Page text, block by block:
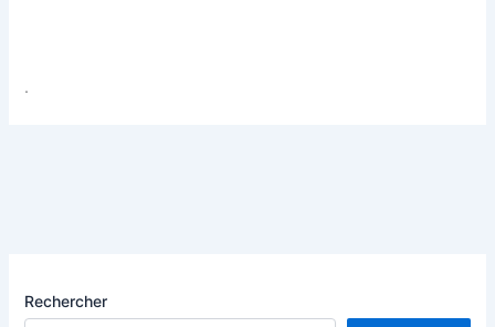
.
Rechercher